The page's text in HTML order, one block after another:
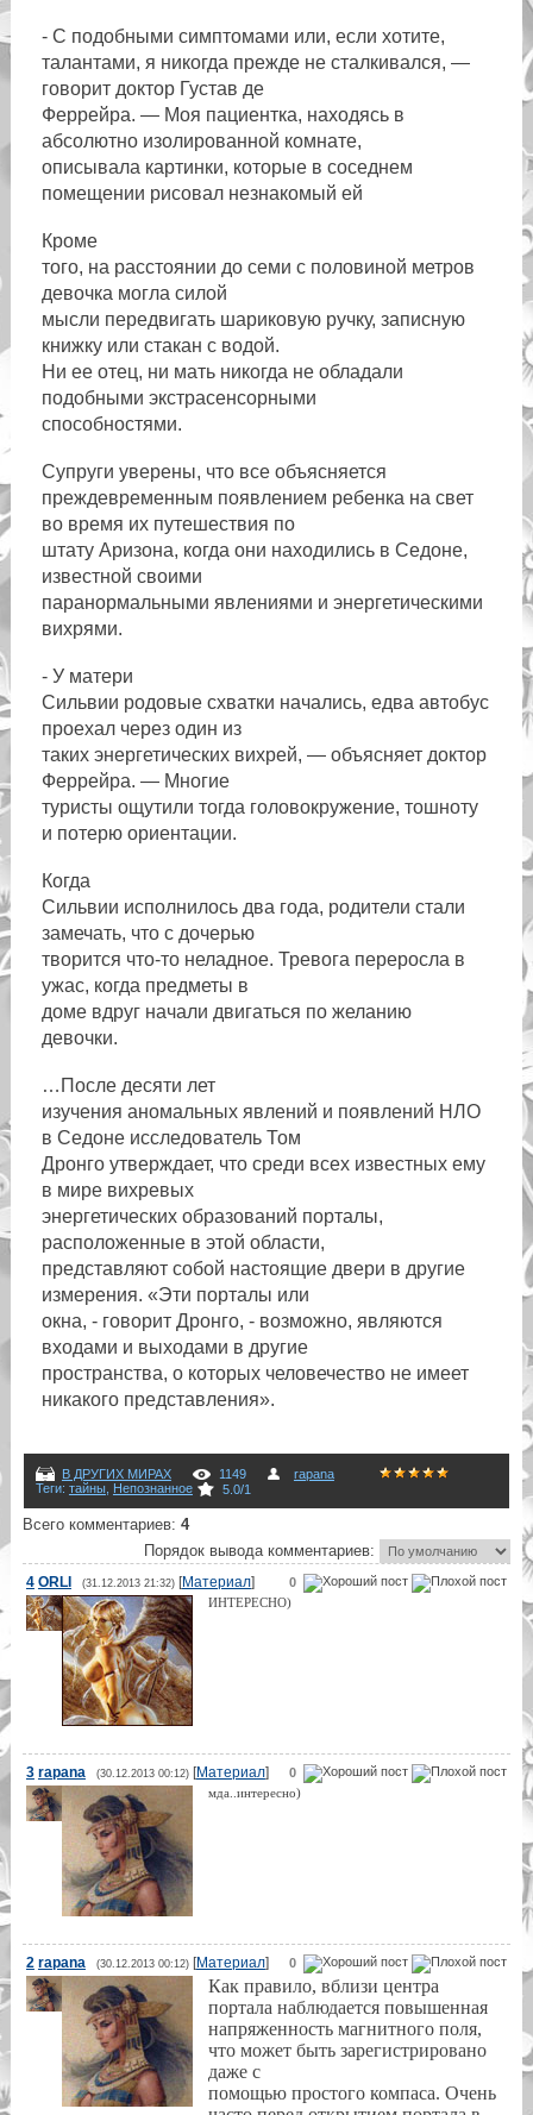
- С подобными симптомами или, если хотите,
талантами, я никогда прежде не сталкивался, —
говорит доктор Густав де
Феррейра. — Моя пациентка, находясь в
абсолютно изолированной комнате,
описывала картинки, которые в соседнем
помещении рисовал незнакомый ей
Кроме
того, на расстоянии до семи с половиной метров
девочка могла силой
мысли передвигать шариковую ручку, записную
книжку или стакан с водой.
Ни ее отец, ни мать никогда не обладали
подобными экстрасенсорными
способностями.
Супруги уверены, что все объясняется
преждевременным появлением ребенка на свет
во время их путешествия по
штату Аризона, когда они находились в Седоне,
известной своими
паранормальными явлениями и энергетическими
вихрями.
- У матери
Сильвии родовые схватки начались, едва автобус
проехал через один из
таких энергетических вихрей, — объясняет доктор
Феррейра. — Многие
туристы ощутили тогда головокружение, тошноту
и потерю ориентации.
Когда
Сильвии исполнилось два года, родители стали
замечать, что с дочерью
творится что-то неладное. Тревога переросла в
ужас, когда предметы в
доме вдруг начали двигаться по желанию
девочки.
…После десяти лет
изучения аномальных явлений и появлений НЛО
в Седоне исследователь Том
Дронго утверждает, что среди всех известных ему
в мире вихревых
энергетических образований порталы,
расположенные в этой области,
представляют собой настоящие двери в другие
измерения. «Эти порталы или
окна, - говорит Дронго, - возможно, являются
входами и выходами в другие
пространства, о которых человечество не имеет
никакого представления».
В ДРУГИХ МИРАХ 1149
rapana
Теги: тайны, Непознанное 5.0/1
Всего комментариев: 4
Порядок вывода комментариев:
0
4 ORLI (31.12.2013 21:32)[Материал]
ИНТЕРЕСНО)
0
3 rapana (30.12.2013 00:12)[Материал]
мда..интересно)
0
2 rapana (30.12.2013 00:12)[Материал]
Как правило, вблизи центра
портала наблюдается повышенная
напряженность магнитного поля,
что может быть зарегистрировано
даже с
помощью простого компаса. Очень